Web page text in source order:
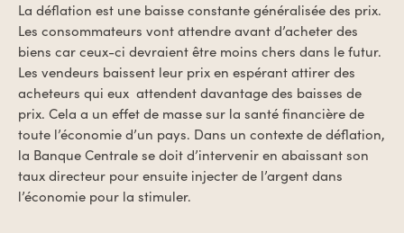
La déflation est une baisse constante généralisée des prix.
Les consommateurs vont attendre avant d’acheter des
biens car ceux-ci devraient être moins chers dans le futur.
Les vendeurs baissent leur prix en espérant attirer des
acheteurs qui eux attendent davantage des baisses de
prix. Cela a un effet de masse sur la santé financière de
toute l’économie d’un pays. Dans un contexte de déflation,
la Banque Centrale se doit d’intervenir en abaissant son
taux directeur pour ensuite injecter de l’argent dans
l’économie pour la stimuler.